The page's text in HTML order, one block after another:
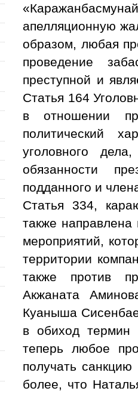
апелляционную
образом, любая
проведение
преступной и
Статья 164
в отношении
политический
уголовного
обязанности
подданного и
Статья 334,
также
мероприятий,
территории
также против
Акжаната
Куаныша
в обиход термин
теперь любое
получать
более, что